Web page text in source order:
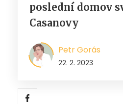
poslední domov
Casanovy
Petr Gorás
22. 2. 2023